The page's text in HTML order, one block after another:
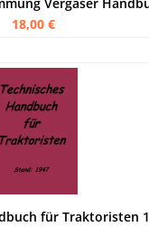
18,00 €
für Traktoristen